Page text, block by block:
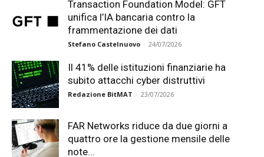
Transaction Foundation Model: GFT
unifica l’IA bancaria contro la
frammentazione dei dati
Stefano Castelnuovo - 24/07/2026
Il 41% delle istituzioni finanziarie ha
subito attacchi cyber distruttivi
Redazione BitMAT - 23/07/2026
FAR Networks riduce da due giorni a
quattro ore la gestione mensile delle
note...